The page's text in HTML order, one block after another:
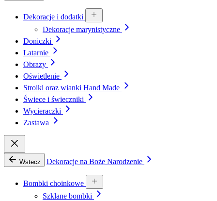
Dekoracje i dodatki
Dekoracje marynistyczne
Doniczki
Latarnie
Obrazy
Oświetlenie
Stroiki oraz wianki Hand Made
Świece i świeczniki
Wycieraczki
Zastawa
Wstecz Dekoracje na Boże Narodzenie
Bombki choinkowe
Szklane bombki